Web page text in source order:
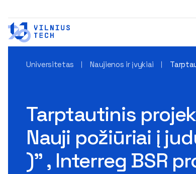
Universitetas Naujienos ir įvykiai
Tarptautinis
Nauji požiūriai į
)” , Interreg BSR